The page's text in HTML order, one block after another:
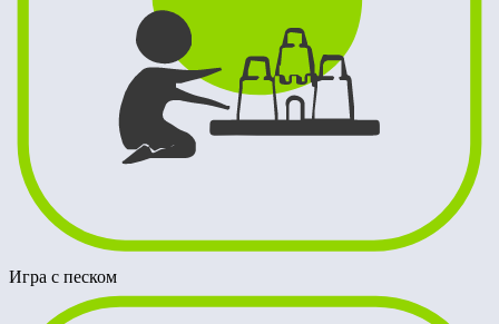
Игра с песком